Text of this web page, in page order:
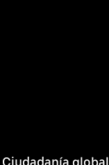
Ciudadanía global